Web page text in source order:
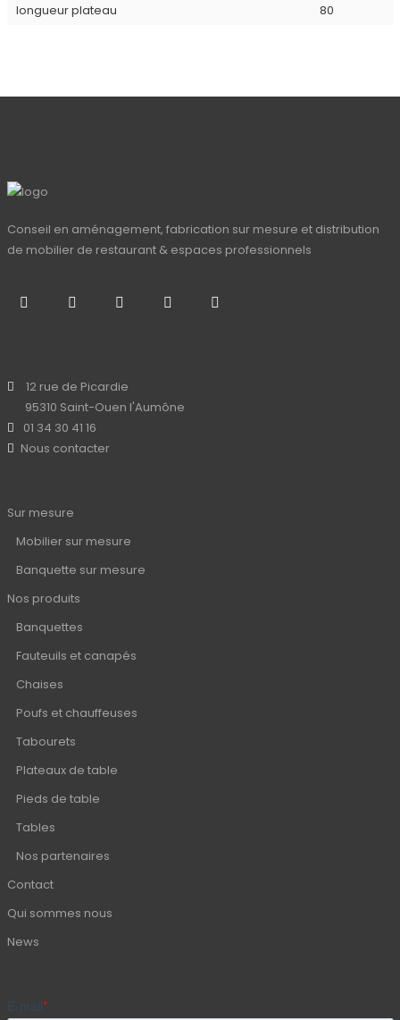
longueur plateau
80
Conseil en aménagement, fabrication sur mesure et distribution
de mobilier de restaurant & espaces professionnels
12 rue de Picardie
95310 Saint-Ouen l'Aumône
01 34 30 41 16
Nous contacter
Sur mesure
Mobilier sur mesure
Banquette sur mesure
Nos produits
Banquettes
Fauteuils et canapés
Chaises
Poufs et chauffeuses
Tabourets
Plateaux de table
Pieds de table
Tables
Nos partenaires
Contact
Qui sommes nous
News